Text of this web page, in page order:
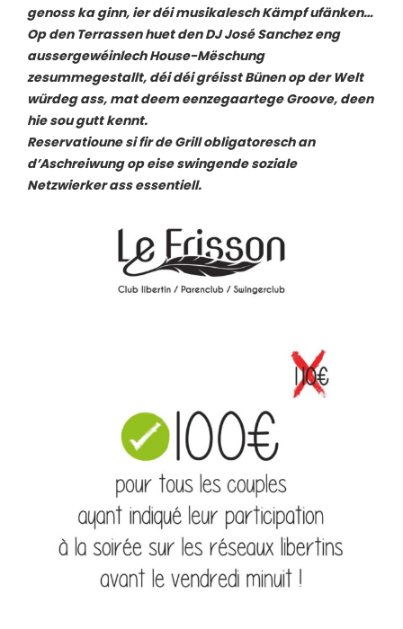
genoss ka ginn, ier déi musikalesch Kämpf ufänken…
Op den Terrassen huet den DJ José Sanchez eng
aussergewéinlech House-Mëschung
zesummegestallt, déi déi gréisst Bünen op der Welt
würdeg ass, mat deem eenzegaartege Groove, deen
hie sou gutt kennt.
Reservatioune si fir de Grill obligatoresch an
d’Aschreiwung op eise swingende soziale
Netzwierker ass essentiell.